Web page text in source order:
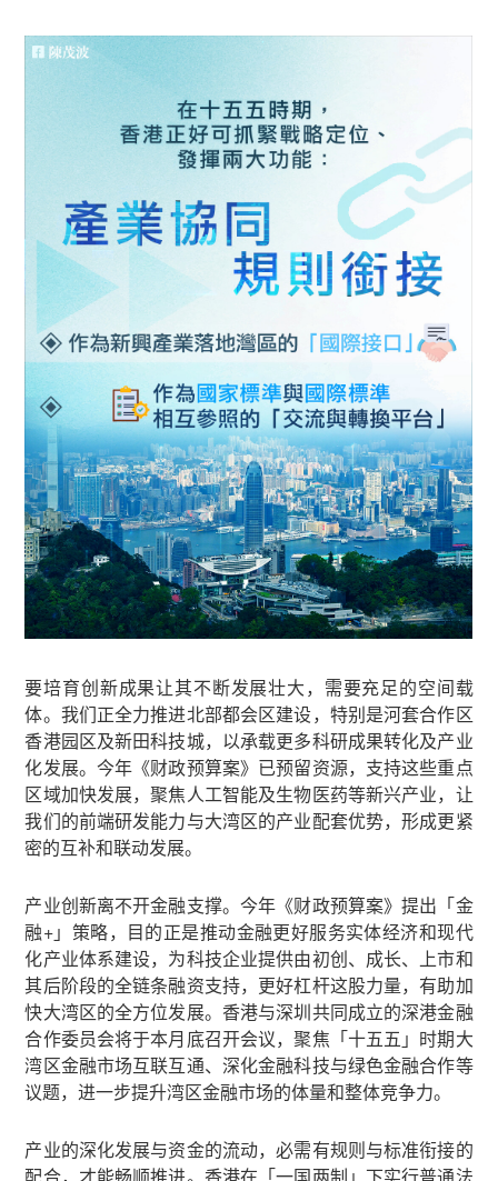
要培育创新成果让其不断发展壮大，需要充足的空间载
体。我们正全力推进北部都会区建设，特别是河套合作区
香港园区及新田科技城，以承载更多科研成果转化及产业
化发展。今年《财政预算案》已预留资源，支持这些重点
区域加快发展，聚焦人工智能及生物医药等新兴产业，让
我们的前端研发能力与大湾区的产业配套优势，形成更紧
密的互补和联动发展。
产业创新离不开金融支撑。今年《财政预算案》提出「金
融+」策略，目的正是推动金融更好服务实体经济和现代
化产业体系建设，为科技企业提供由初创、成长、上市和
其后阶段的全链条融资支持，更好杠杆这股力量，有助加
快大湾区的全方位发展。香港与深圳共同成立的深港金融
合作委员会将于本月底召开会议，聚焦「十五五」时期大
湾区金融市场互联互通、深化金融科技与绿色金融合作等
议题，进一步提升湾区金融市场的体量和整体竞争力。
产业的深化发展与资金的流动，必需有规则与标准衔接的